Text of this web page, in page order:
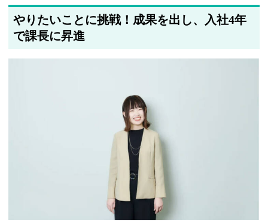
やりたいことに挑戦！成果を出し、入社4年
で課長に昇進